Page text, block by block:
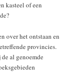
kasteel of een
over het ontstaan en
provincies.
al genoemde